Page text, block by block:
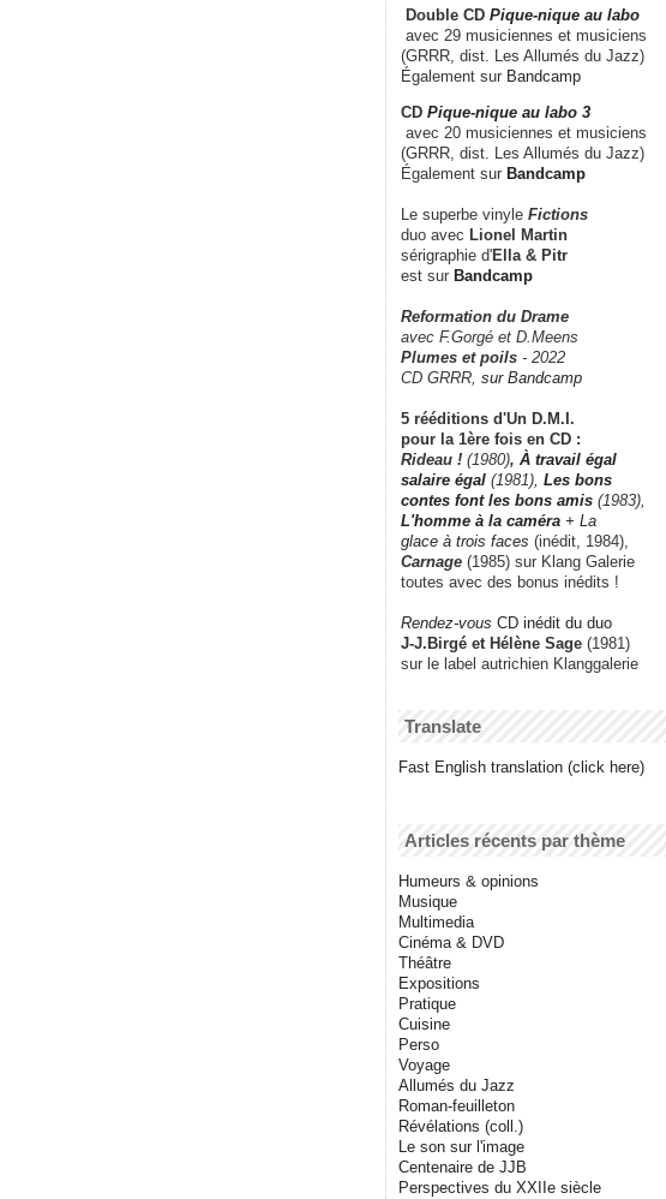
Double CD Pique-nique au labo
avec 29 musiciennes et musiciens
(GRRR, dist. Les Allumés du Jazz)
Également sur Bandcamp
CD Pique-nique au labo 3
avec 20 musiciennes et musiciens
(GRRR, dist. Les Allumés du Jazz)
Également sur Bandcamp
Le superbe vinyle Fictions
duo avec Lionel Martin
sérigraphie d'Ella & Pitr
est sur Bandcamp
Reformation du Drame
avec F.Gorgé et D.Meens
Plumes et poils - 2022
CD GRRR, sur Bandcamp
5 rééditions d'Un D.M.I.
pour la 1ère fois en CD :
Rideau ! (1980), À travail égal
salaire égal (1981), Les bons
contes font les bons amis (1983),
L'homme à la caméra + La
glace à trois faces (inédit, 1984),
Carnage (1985) sur Klang Galerie
toutes avec des bonus inédits !
Rendez-vous CD inédit du duo
J-J.Birgé et Hélène Sage (1981)
sur le label autrichien Klanggalerie
Translate
Fast English translation (click here)
Articles récents par thème
Humeurs & opinions
Musique
Multimedia
Cinéma & DVD
Théâtre
Expositions
Pratique
Cuisine
Perso
Voyage
Allumés du Jazz
Roman-feuilleton
Révélations (coll.)
Le son sur l'image
Centenaire de JJB
Perspectives du XXIIe siècle